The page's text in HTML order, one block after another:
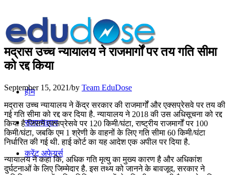
होम
सामान्यज्ञान
करेंट अफेयर्स
मद्रास उच्च न्यायालय ने राजमार्गों पर तय गति सीमा
को रद्द किया
September 15, 2021/by Team EduDose
मद्रास उच्च न्यायालय ने केंद्र सरकार की राजमार्गों और एक्सप्रेसवे पर तय की
गई गति सीमा को रद्द कर दिया है. न्यायालय ने 2018 की उस अधिसूचना को रद्द
किया है जिसमें एक्सप्रेसवे पर 120 किमी/घंटा, राष्ट्रीय राजमार्गों पर 100
किमी/घंटा, जबकि एम 1 श्रेणी के वाहनों के लिए गति सीमा 60 किमी/घंटा
निर्धारित की गई थी. हाई कोर्ट का यह आदेश एक अपील पर दिया है.
न्यायालय ने कहा कि, अधिक गति मृत्यु का मुख्य कारण है और अधिकांश
दुर्घटनाओं के लिए जिम्मेदार है. इस तथ्य को जानने के बावजूद, सरकार ने